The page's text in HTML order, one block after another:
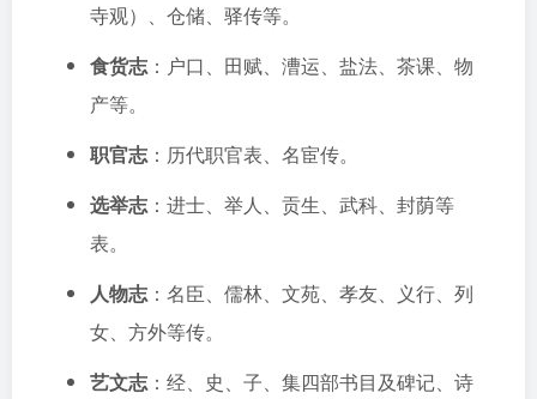
寺观）、仓储、驿传等。
食货志：户口、田赋、漕运、盐法、茶课、物
产等。
职官志：历代职官表、名宦传。
选举志：进士、举人、贡生、武科、封荫等
表。
人物志：名臣、儒林、文苑、孝友、义行、列
女、方外等传。
艺文志：经、史、子、集四部书目及碑记、诗